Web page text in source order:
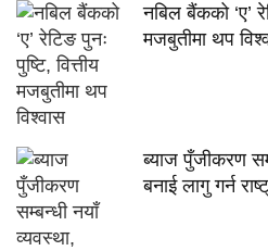
नबिल बैंकको ‘ए’
मजबुतीमा थप
ब्याज पुँजीकरण
बनाई लागु गर्न